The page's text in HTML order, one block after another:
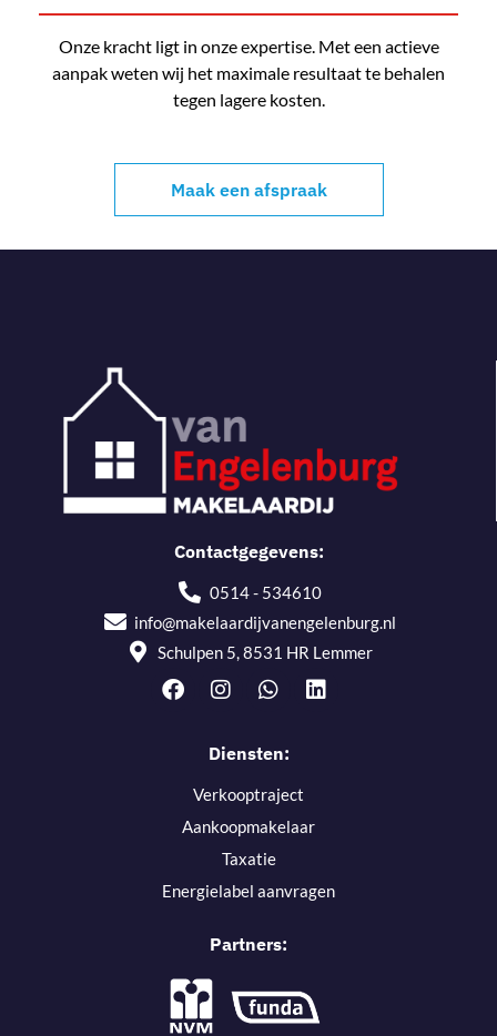
Onze kracht ligt in onze expertise. Met een actieve
aanpak weten wij het maximale resultaat te behalen
tegen lagere kosten.
Maak een afspraak
Contactgegevens:
0514 - 534610
info@makelaardijvanengelenburg.nl
Schulpen 5, 8531 HR Lemmer
Diensten:
Verkooptraject
Aankoopmakelaar
Taxatie
Energielabel aanvragen
Partners: